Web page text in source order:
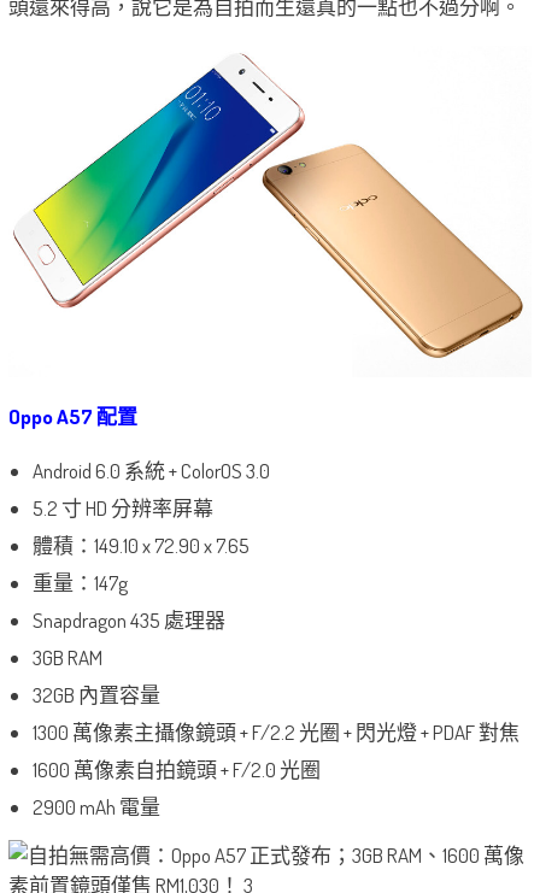
頭還來得高，說它是為自拍而生還真的一點也不過分啊。
Oppo A57 配置
Android 6.0 系統 + ColorOS 3.0
5.2 寸 HD 分辨率屏幕
體積：149.10 x 72.90 x 7.65
重量：147g
Snapdragon 435 處理器
3GB RAM
32GB 內置容量
1300 萬像素主攝像鏡頭 + F/2.2 光圈 + 閃光燈 + PDAF 對焦
1600 萬像素自拍鏡頭 + F/2.0 光圈
2900 mAh 電量